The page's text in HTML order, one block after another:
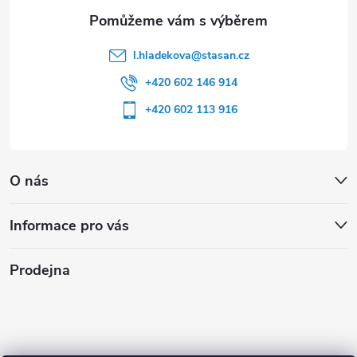
O nás
Informace pro vás
l.hladekova@stasan.cz
+420 602 146 914
+420 602 113 916
Prodejna